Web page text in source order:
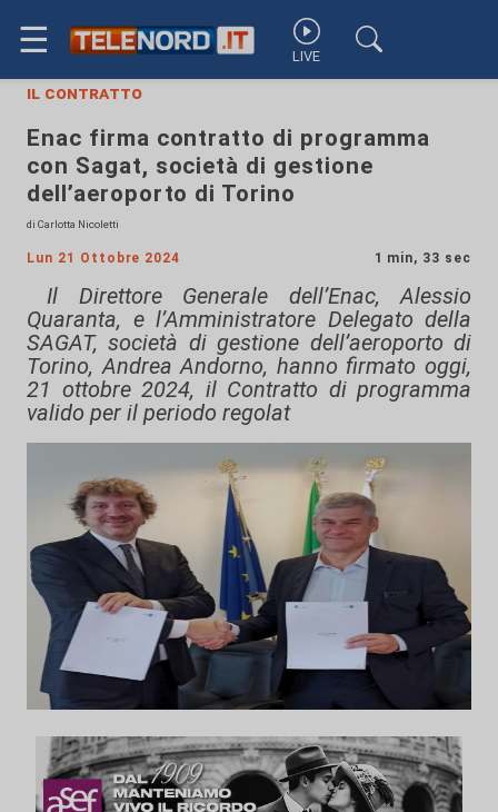
☰ LIVE
il contratto
Enac firma contratto di programma
con Sagat, società di gestione
dell’aeroporto di Torino
di Carlotta Nicoletti
Lun 21 Ottobre 2024 1 min, 33 sec
Il Direttore Generale dell’Enac, Alessio
Quaranta, e l’Amministratore Delegato della
SAGAT, società di gestione dell’aeroporto di
Torino, Andrea Andorno, hanno firmato oggi,
21 ottobre 2024, il Contratto di programma
valido per il periodo regolat